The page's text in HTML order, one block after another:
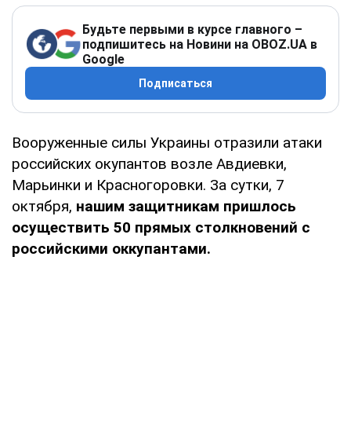
Будьте первыми в курсе главного –
подпишитесь на Новини на OBOZ.UA в
Google
Подписаться
Вооруженные силы Украины отразили атаки
российских окупантов возле Авдиевки,
Марьинки и Красногоровки. За сутки, 7
октября, нашим защитникам пришлось
осуществить 50 прямых столкновений с
российскими оккупантами.